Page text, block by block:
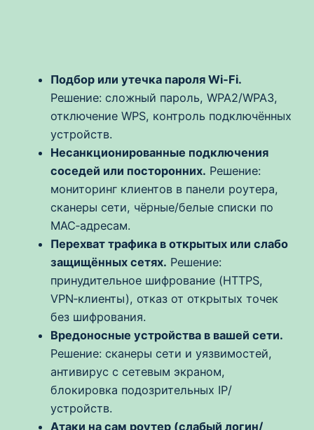
Подбор или утечка пароля Wi‑Fi.
Решение: сложный пароль, WPA2/WPA3,
отключение WPS, контроль подключённых
устройств.
Несанкционированные подключения
соседей или посторонних. Решение:
мониторинг клиентов в панели роутера,
сканеры сети, чёрные/белые списки по
MAC‑адресам.
Перехват трафика в открытых или слабо
защищённых сетях. Решение:
принудительное шифрование (HTTPS,
VPN‑клиенты), отказ от открытых точек
без шифрования.
Вредоносные устройства в вашей сети.
Решение: сканеры сети и уязвимостей,
антивирус с сетевым экраном,
блокировка подозрительных IP/
устройств.
Атаки на сам роутер (слабый логин/